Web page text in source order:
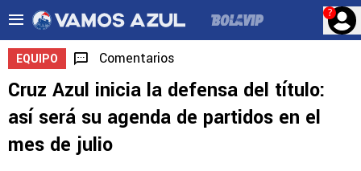
?
EQUIPO Comentarios
Cruz Azul inicia la defensa del título:
así será su agenda de partidos en el
mes de julio